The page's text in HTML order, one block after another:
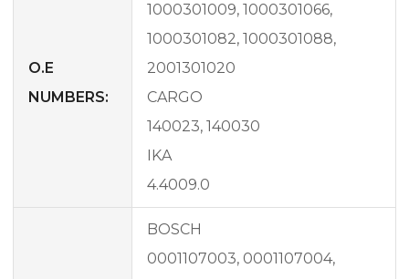
O.E
NUMBERS:
1000301009, 1000301066,
1000301082, 1000301088,
2001301020
CARGO
140023, 140030
IKA
4.4009.0
BOSCH
0001107003, 0001107004,